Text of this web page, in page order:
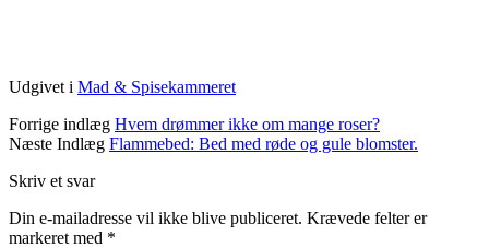
Udgivet i Mad & Spisekammeret
Forrige indlæg Hvem drømmer ikke om mange roser?
Næste Indlæg Flammebed: Bed med røde og gule blomster.
Skriv et svar
Din e-mailadresse vil ikke blive publiceret. Krævede felter er
markeret med *